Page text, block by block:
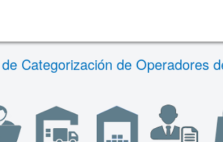
Categorización de Operadores